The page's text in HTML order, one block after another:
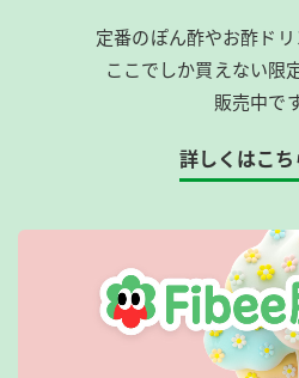
定番のぽん酢やお酢ドリ
ここでしか買えない限
販売中です
詳しくはこち